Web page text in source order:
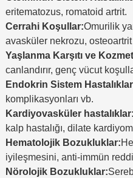
eritematozus, romatoid artrit.
Cerrahi Koşullar:Omurilik
avasküler nekrozu, osteoartrit
Yaşlanma Karşıtı ve
canlandırır, genç vücut
Endokrin Sistem
komplikasyonları vb.
Kardiyovasküler hastalıklar:
kalp hastalığı, dilate
Hematolojik Bozukluklar:
iyileşmesini, anti-immün
Nörolojik Bozukluklar: